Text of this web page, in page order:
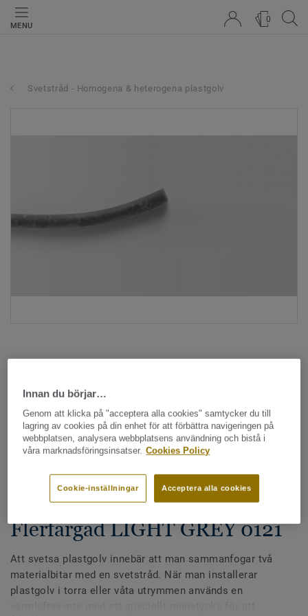
MENU
0
Svetstråd - Homogena & heterogena plastgolv
Hela kollektionen - LRV och NCS (1355)
Svetstråd - Homogena &
heterogena plastgolv -
Flerfärgad LIGHT GREY 0121
Att svetsa plastgolv innebär att man sammanfogar två
materialbitar med en svetstråd. När man installerar
plastgolv i torra eller våta utrymmen används en
Innan du börjar…
Genom att klicka på "acceptera alla cookies" samtycker du till
lagring av cookies på din enhet för att förbättra navigeringen på
webbplatsen, analysera webbplatsens användning och bistå i
våra marknadsföringsinsatser. Cookies Policy
Acceptera alla cookies
Cookie-inställningar